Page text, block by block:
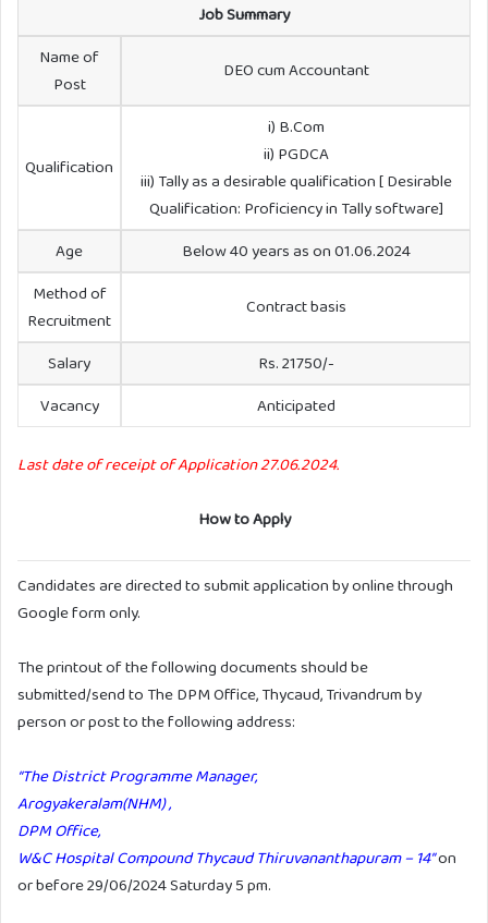
Job Summary
Name of
Post
DEO cum Accountant
Qualification
i) B.Com
ii) PGDCA
iii) Tally as a desirable qualification [ Desirable
Qualification: Proficiency in Tally software]
Age
Below 40 years as on 01.06.2024
Method of
Recruitment
Contract basis
Salary
Rs. 21750/-
Vacancy
Anticipated
Last date of receipt of Application 27.06.2024.
How to Apply
Candidates are directed to submit application by online through
Google form only.
The printout of the following documents should be
submitted/send to The DPM Office, Thycaud, Trivandrum by
person or post to the following address:
“The District Programme Manager,
Arogyakeralam(NHM) ,
DPM Office,
W&C Hospital Compound Thycaud Thiruvananthapuram – 14”on
or before 29/06/2024 Saturday 5 pm.